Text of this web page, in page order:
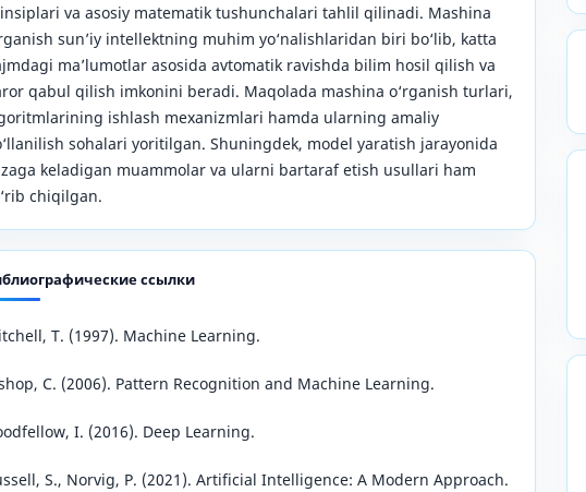
va asosiy matematik tushunchalari tahlil qilinadi. Mashina
sun’iy intellektning muhim yo‘nalishlaridan biri bo‘lib, katta
ma’lumotlar asosida avtomatik ravishda bilim hosil qilish va
qabul qilish imkonini beradi. Maqolada mashina o‘rganish turlari,
ishlash mexanizmlari hamda ularning amaliy
sohalari yoritilgan. Shuningdek, model yaratish jarayonida
keladigan muammolar va ularni bartaraf etish usullari ham
chiqilgan.
ссылки
T. (1997). Machine Learning.
C. (2006). Pattern Recognition and Machine Learning.
I. (2016). Deep Learning.
S., Norvig, P. (2021). Artificial Intelligence: A Modern Approach.